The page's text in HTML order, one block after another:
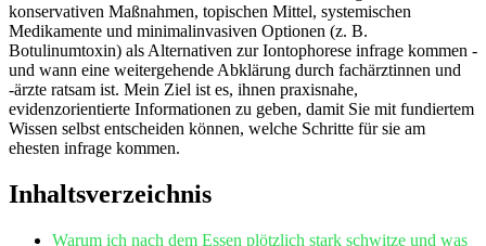
⁤konservativen ‍Maßnahmen,⁢ topischen Mittel,⁣ systemischen
Medikamente und minimalinvasiven Optionen (z. B.
Botulinumtoxin) als Alternativen zur Iontophorese infrage kommen ⁣-
und wann eine weitergehende Abklärung durch fachärztinnen und
-ärzte ​ratsam ist. Mein Ziel ist es, ihnen praxisnahe, ​
evidenzorientierte ⁣Informationen zu geben, damit Sie mit fundiertem
Wissen selbst entscheiden ⁣können, welche ‌Schritte für sie am‌
ehesten ⁤infrage kommen.
Inhaltsverzeichnis
Warum ich nach dem ‍Essen⁣ plötzlich⁣ stark schwitze⁣ und⁢ was